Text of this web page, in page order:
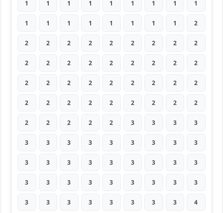
1 1 1 1 1 1 1 1 1
1 1 1 1 1 1 1 1 2
2 2 2 2 2 2 2 2 2
2 2 2 2 2 2 2 2 2
2 2 2 2 2 2 2 2 2
2 2 2 2 2 2 2 2 2
2 2 2 2 2 3 3 3 3
3 3 3 3 3 3 3 3 3
3 3 3 3 3 3 3 3 3
3 3 3 3 3 3 3 3 3
3 3 3 3 3 3 3 3 4